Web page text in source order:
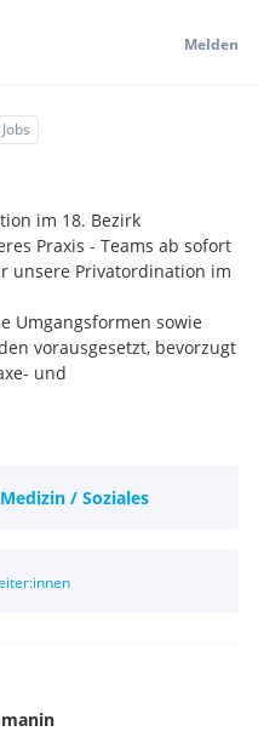
Melden
im 18. Bezirk
Praxis - Teams ab sofort
unsere Privatordination im
Umgangsformen sowie
vorausgesetzt, bevorzugt
und
/ Soziales